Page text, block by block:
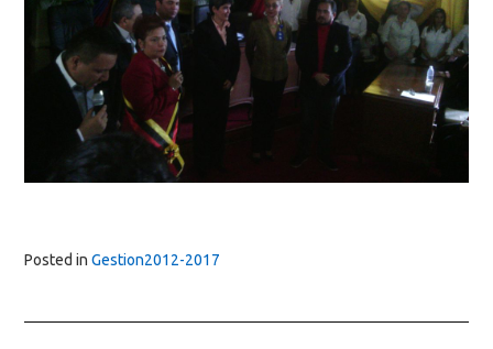
Posted in Gestion2012-2017